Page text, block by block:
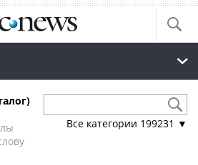
Все категории 199231 ▼